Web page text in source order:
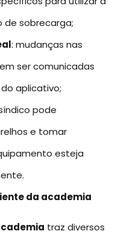
de sobrecarga;
: mudanças nas
ser comunicadas
aplicativo;
pode
e tomar
esteja
da academia
traz diversos